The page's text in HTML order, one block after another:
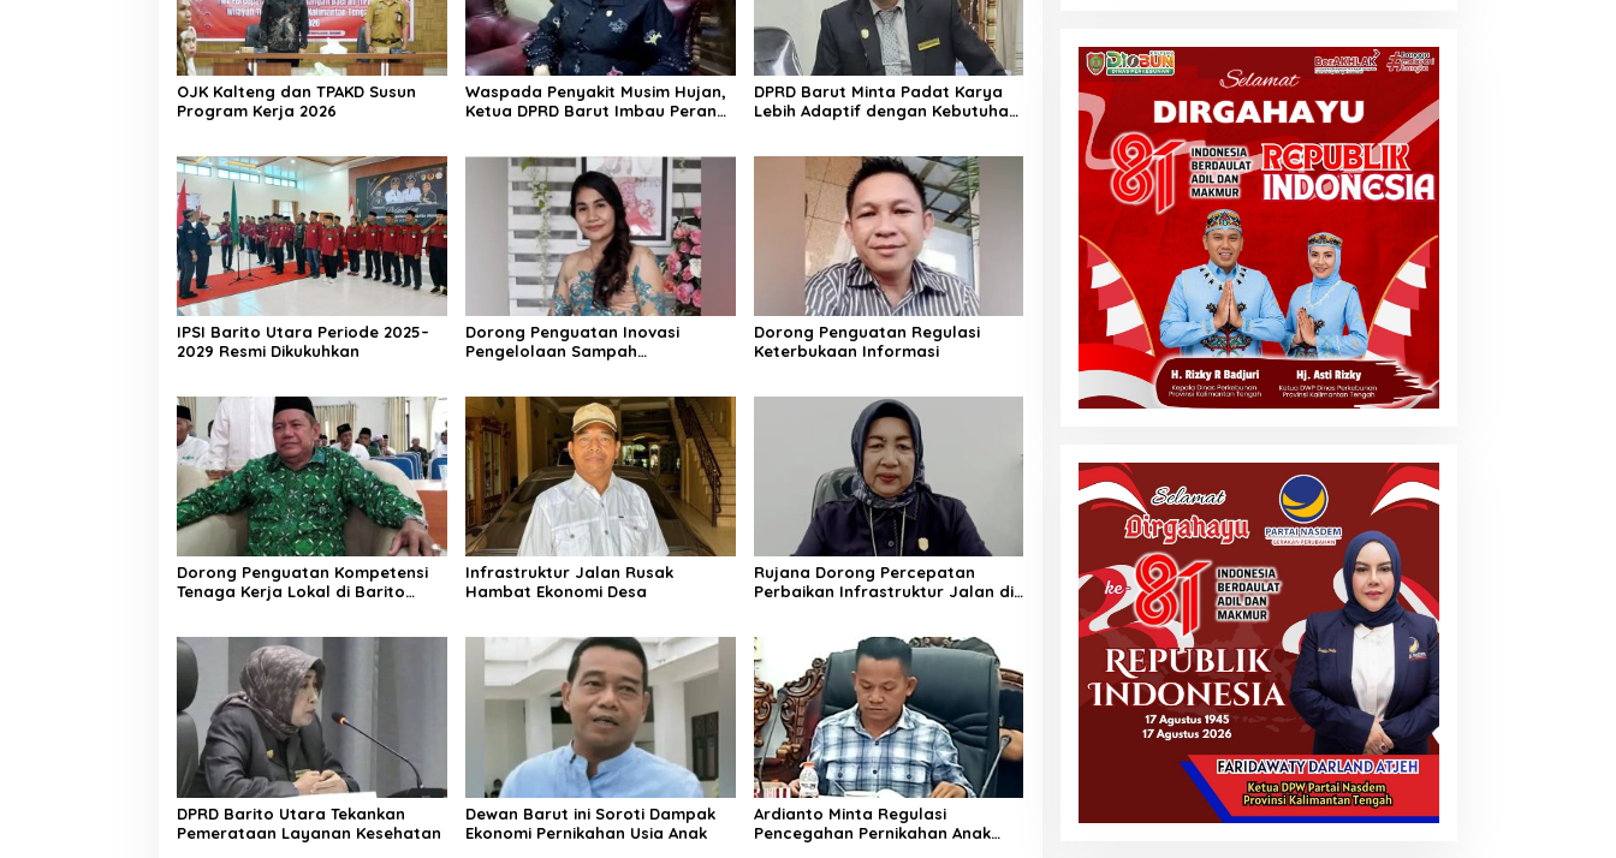
OJK Kalteng dan TPAKD Susun
Program Kerja 2026
Waspada Penyakit Musim Hujan,
Ketua DPRD Barut Imbau Peran
DPRD Barut Minta Padat Karya
Lebih Adaptif dengan Kebutuhan
IPSI Barito Utara Periode 2025–
2029 Resmi Dikukuhkan
Dorong Penguatan Inovasi
Pengelolaan Sampah
Dorong Penguatan Regulasi
Keterbukaan Informasi
Dorong Penguatan Kompetensi
Tenaga Kerja Lokal di Barito
Infrastruktur Jalan Rusak
Hambat Ekonomi Desa
Rujana Dorong Percepatan
Perbaikan Infrastruktur Jalan di
DPRD Barito Utara Tekankan
Pemerataan Layanan Kesehatan
Dewan Barut ini Soroti Dampak
Ekonomi Pernikahan Usia Anak
Ardianto Minta Regulasi
Pencegahan Pernikahan Anak